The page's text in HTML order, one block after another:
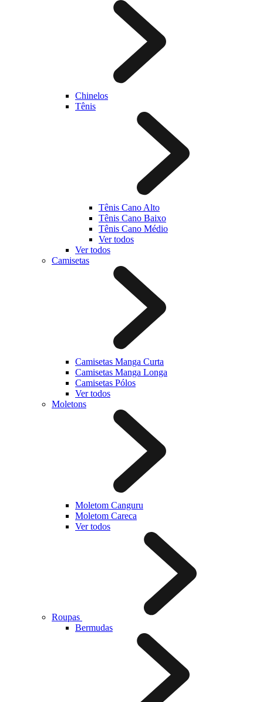
Chinelos
Tênis
Tênis Cano Alto
Tênis Cano Baixo
Tênis Cano Médio
Ver todos
Ver todos
Camisetas
Camisetas Manga Curta
Camisetas Manga Longa
Camisetas Pólos
Ver todos
Moletons
Moletom Canguru
Moletom Careca
Ver todos
Roupas
Bermudas